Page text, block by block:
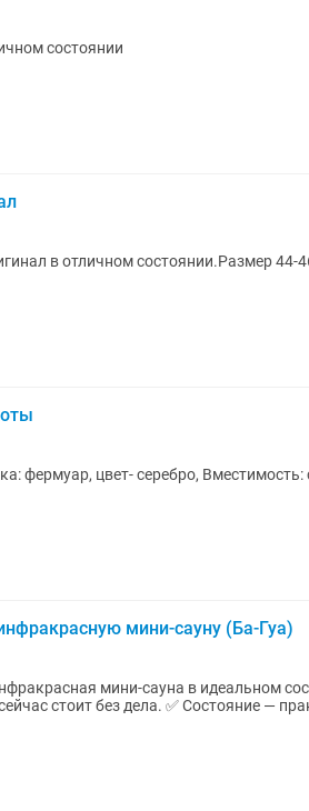
состоянии
в отличном состоянии.Размер 44-
фермуар, цвет- серебро, Вместимость:
мини-сауну (Ба-Гуа)
мини-сауна в идеальном
✅ Состояние — практически новое. ✅